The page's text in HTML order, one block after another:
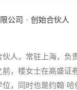
公司 · 创始合伙人
人，常驻上海，
，楼女士在高盛
，同时也是约翰·哈